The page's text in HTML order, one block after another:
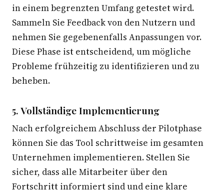
in einem begrenzten Umfang getestet wird.
Sammeln Sie Feedback von den Nutzern und
nehmen Sie gegebenenfalls Anpassungen vor.
Diese Phase ist entscheidend, um mögliche
Probleme frühzeitig zu identifizieren und zu
beheben.
5. Vollständige Implementierung
Nach erfolgreichem Abschluss der Pilotphase
können Sie das Tool schrittweise im gesamten
Unternehmen implementieren. Stellen Sie
sicher, dass alle Mitarbeiter über den
Fortschritt informiert sind und eine klare